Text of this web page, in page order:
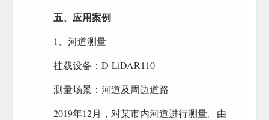
五、应用案例
1、河道测量
挂载设备：D-LiDAR110
测量场景：河道及周边道路
2019年12月，对某市内河道进行测量。由